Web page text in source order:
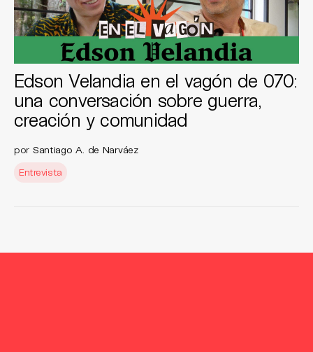
Edson Velandia en el vagón de 070:
una conversación sobre guerra,
creación y comunidad
por Santiago A. de Narváez
Entrevista